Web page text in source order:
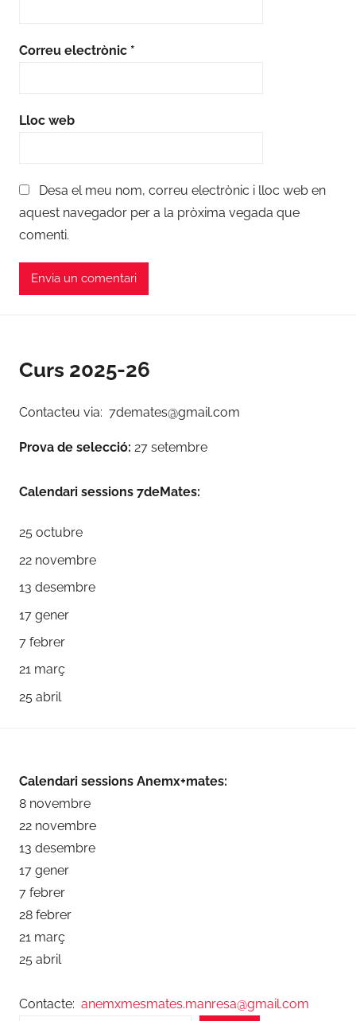
Correu electrònic *
Lloc web
Desa el meu nom, correu electrònic i lloc web en
aquest navegador per a la pròxima vegada que
comenti.
Curs 2025-26
Contacteu via: 7demates@gmail.com
Prova de selecció: 27 setembre
Calendari sessions 7deMates:
25 octubre
22 novembre
13 desembre
17 gener
7 febrer
21 març
25 abril
Calendari sessions Anemx+mates:
8 novembre
22 novembre
13 desembre
17 gener
7 febrer
28 febrer
21 març
25 abril
Contacte: anemxmesmates.manresa@gmail.com